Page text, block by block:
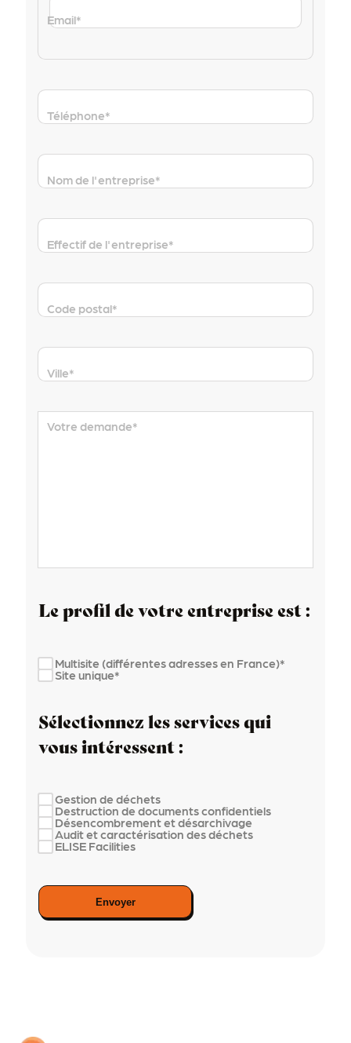
Email*
Téléphone*
Nom de l'entreprise*
Effectif de l'entreprise*
Code postal*
Ville*
Votre demande*
Le profil de votre entreprise est :
Multisite (différentes adresses en France)*
Site unique*
Sélectionnez les services qui
vous intéressent :
Gestion de déchets
Destruction de documents confidentiels
Désencombrement et désarchivage
Audit et caractérisation des déchets
ELISE Facilities
Envoyer